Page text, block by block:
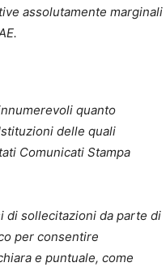
assolutamente marginali
quanto
delle quali
Comunicati Stampa
di sollecitazioni da parte di
per consentire
e puntuale, come